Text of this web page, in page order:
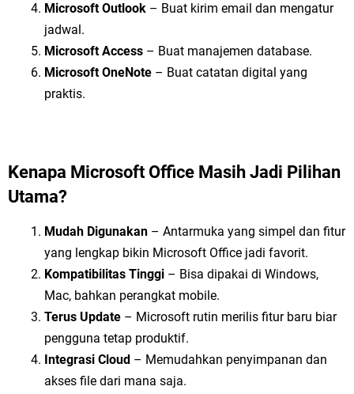
Microsoft Outlook– Buat kirim email dan mengatur
jadwal.
Microsoft Access– Buat manajemen database.
Microsoft OneNote– Buat catatan digital yang
praktis.
Kenapa Microsoft Office Masih Jadi Pilihan
Utama?
Mudah Digunakan– Antarmuka yang simpel dan fitur
yang lengkap bikin Microsoft Office jadi favorit.
Kompatibilitas Tinggi– Bisa dipakai di Windows,
Mac, bahkan perangkat mobile.
Terus Update– Microsoft rutin merilis fitur baru biar
pengguna tetap produktif.
Integrasi Cloud – Memudahkan penyimpanan dan
akses file dari mana saja.